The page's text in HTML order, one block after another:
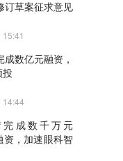
订草案征求意见
数亿元融资，
投
14:44
成数千万元
资，加速眼科智